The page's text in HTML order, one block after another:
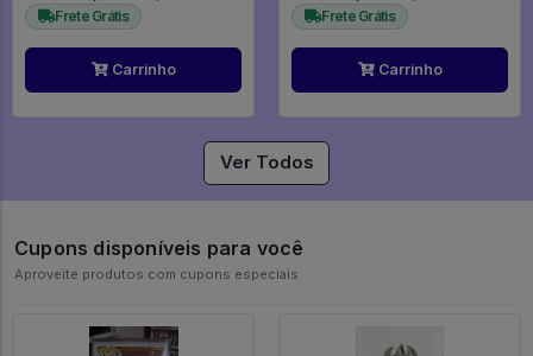
Frete Grátis
Carrinho
Frete Grátis
Carrinho
Ver Todos
Cupons disponíveis para você
Aproveite produtos com cupons especiais